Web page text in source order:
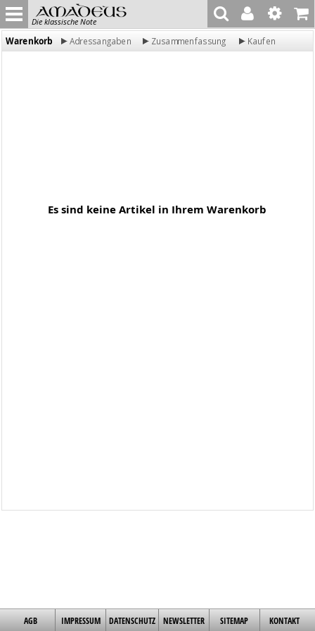
Die klassische Note
Warenkorb Adressangaben Zusammenfassung Kaufen
Es sind keine Artikel in Ihrem Warenkorb
AGB IMPRESSUM DATENSCHUTZ NEWSLETTER SITEMAP KONTAKT